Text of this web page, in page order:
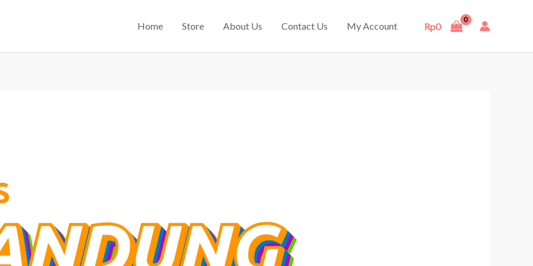
Home Store About Us Contact Us My Account Rp0